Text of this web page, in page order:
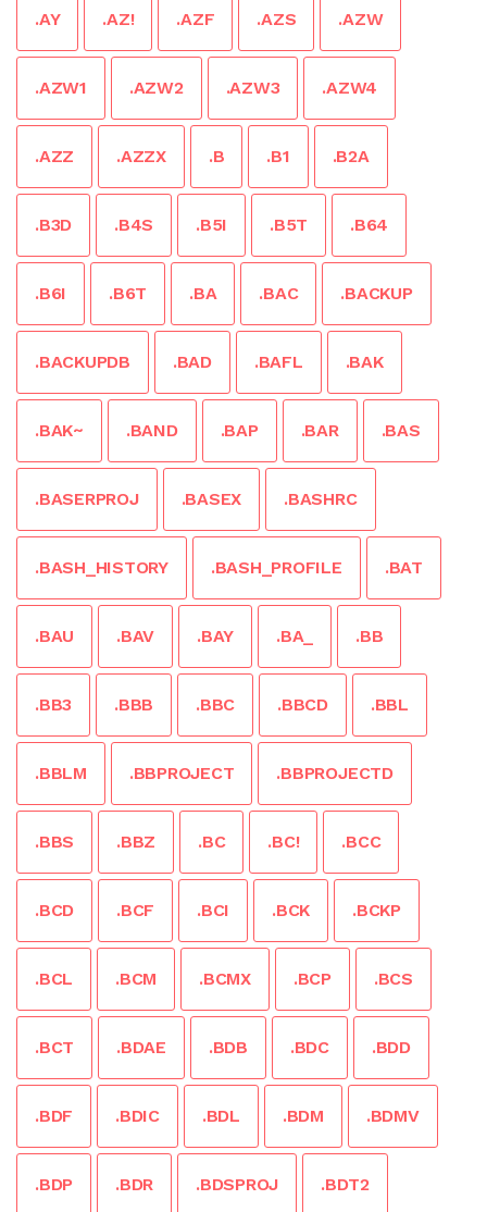
.AY .AZ! .AZF .AZS .AZW
.AZW1 .AZW2 .AZW3 .AZW4
.AZZ .AZZX .B .B1 .B2A
.B3D .B4S .B5I .B5T .B64
.B6I .B6T .BA .BAC .BACKUP
.BACKUPDB .BAD .BAFL .BAK
.BAK~ .BAND .BAP .BAR .BAS
.BASERPROJ .BASEX .BASHRC
.BASH_HISTORY .BASH_PROFILE .BAT
.BAU .BAV .BAY .BA_ .BB
.BB3 .BBB .BBC .BBCD .BBL
.BBLM .BBPROJECT .BBPROJECTD
.BBS .BBZ .BC .BC! .BCC
.BCD .BCF .BCI .BCK .BCKP
.BCL .BCM .BCMX .BCP .BCS
.BCT .BDAE .BDB .BDC .BDD
.BDF .BDIC .BDL .BDM .BDMV
.BDP .BDR .BDSPROJ .BDT2